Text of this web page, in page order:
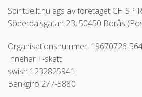
Spirituellt.nu ägs av företaget CH
Söderdalsgatan 23, 50450 Borås
Organisationsnummer: 19670726-
Innehar F-skatt
swish 1232825941
Bankgiro 277-5880